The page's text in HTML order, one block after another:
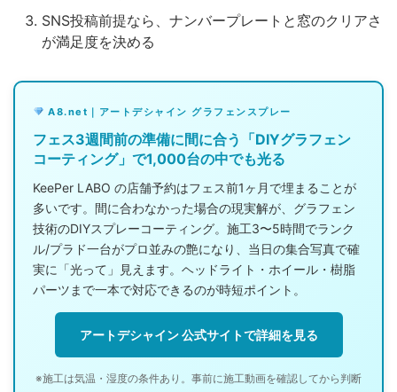
SNS投稿前提なら、ナンバープレートと窓のクリアさ
が満足度を決める
A8.net｜アートデシャイン グラフェンスプレー
フェス3週間前の準備に間に合う「DIYグラフェン
コーティング」で1,000台の中でも光る
KeePer LABO の店舗予約はフェス前1ヶ月で埋まることが
多いです。間に合わなかった場合の現実解が、グラフェン
技術のDIYスプレーコーティング。施工3〜5時間でランク
ル/プラド一台がプロ並みの艶になり、当日の集合写真で確
実に「光って」見えます。ヘッドライト・ホイール・樹脂
パーツまで一本で対応できるのが時短ポイント。
アートデシャイン 公式サイトで詳細を見る
※施工は気温・湿度の条件あり。事前に施工動画を確認してから判断